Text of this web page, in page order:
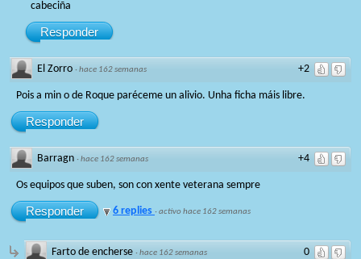
cabeciña
Responder
+2
El Zorro ·hace 162 semanas
Pois a min o de Roque paréceme un alivio. Unha ficha máis libre.
Responder
+4
Barragn ·hace 162 semanas
Os equipos que suben, son con xente veterana sempre
Responder 6 replies ·activo hace 162 semanas
0
Farto de encherse ·hace 162 semanas